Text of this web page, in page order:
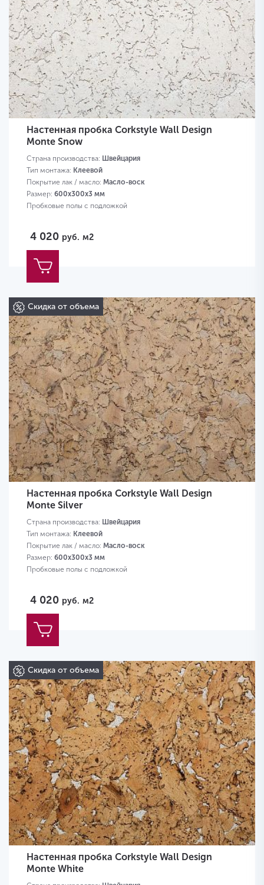
Настенная пробка Corkstyle Wall Design
Monte Snow
Страна производства: Швейцария
Тип монтажа: Клеевой
Покрытие лак / масло: Масло-воск
Размер: 600х300х3 мм
Пробковые полы с подложкой
4 020 руб. м2
Скидка от объема
Настенная пробка Corkstyle Wall Design
Monte Silver
Страна производства: Швейцария
Тип монтажа: Клеевой
Покрытие лак / масло: Масло-воск
Размер: 600х300х3 мм
Пробковые полы с подложкой
4 020 руб. м2
Скидка от объема
Настенная пробка Corkstyle Wall Design
Monte White